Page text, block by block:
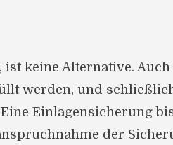
keine Alternative.
werden, und
Einlagensicherung
der